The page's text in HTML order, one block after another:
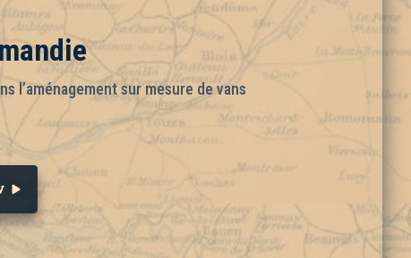
l’aménagement sur mesure de vans